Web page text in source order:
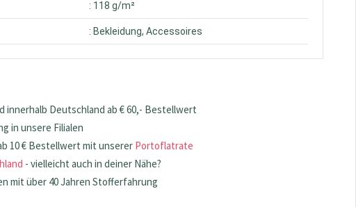
: 118 g/m²
: Bekleidung, Accessoires
innerhalb Deutschland ab € 60,- Bestellwert
in unsere Filialen
10 € Bestellwert mit unserer Portoflatrate
- vielleicht auch in deiner Nähe?
mit über 40 Jahren Stofferfahrung